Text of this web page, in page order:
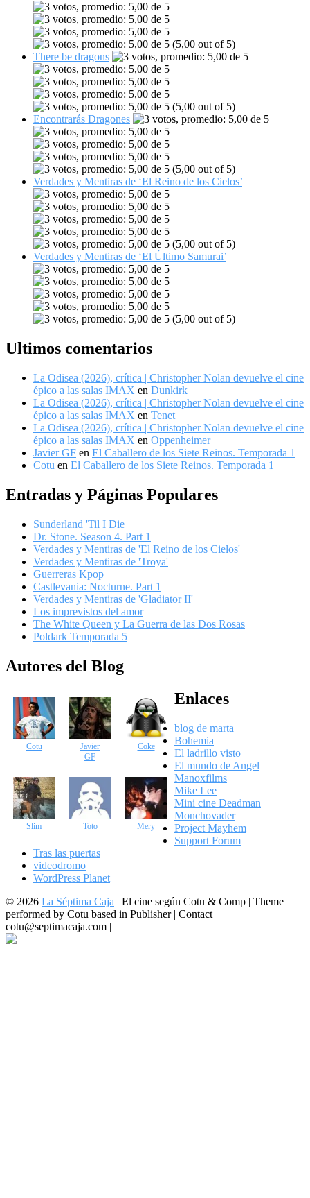
(5,00 out of 5)
There be dragons
(5,00 out of 5)
Encontrarás Dragones
(5,00 out of 5)
Verdades y Mentiras de ‘El Reino de los Cielos’
(5,00 out of 5)
Verdades y Mentiras de ‘El Último Samurai’
(5,00 out of 5)
Ultimos comentarios
La Odisea (2026), crítica | Christopher Nolan devuelve el cine
épico a las salas IMAX en Dunkirk
La Odisea (2026), crítica | Christopher Nolan devuelve el cine
épico a las salas IMAX en Tenet
La Odisea (2026), crítica | Christopher Nolan devuelve el cine
épico a las salas IMAX en Oppenheimer
Javier GF en El Caballero de los Siete Reinos. Temporada 1
Cotu en El Caballero de los Siete Reinos. Temporada 1
Entradas y Páginas Populares
Sunderland 'Til I Die
Dr. Stone. Season 4. Part 1
Verdades y Mentiras de 'El Reino de los Cielos'
Verdades y Mentiras de 'Troya'
Guerreras Kpop
Castlevania: Nocturne. Part 1
Verdades y Mentiras de 'Gladiator II'
Los imprevistos del amor
The White Queen y La Guerra de las Dos Rosas
Poldark Temporada 5
Autores del Blog
Cotu
Javier
GF
Coke
Slim Toto Mery
Enlaces
blog de marta
Bohemia
El ladrillo visto
El mundo de Angel
Manoxfilms
Mike Lee
Mini cine Deadman
Monchovader
Project Mayhem
Support Forum
Tras las puertas
videodromo
WordPress Planet
© 2026 La Séptima Caja | El cine según Cotu & Comp | Theme
performed by Cotu based in Publisher | Contact
cotu@septimacaja.com |